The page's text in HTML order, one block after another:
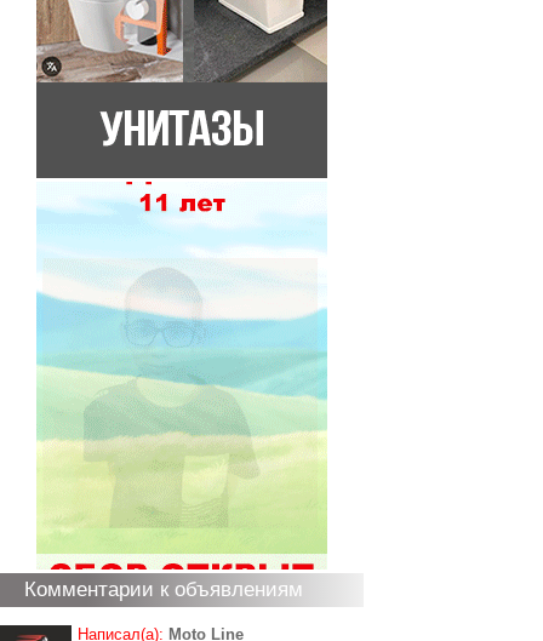
Комментарии к объявлениям
Написал(а): Moto Line